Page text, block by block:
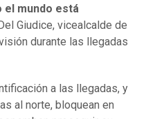
el mundo está
Giudice, vicealcalde de
durante las llegadas
a las llegadas, y
al norte, bloquean en